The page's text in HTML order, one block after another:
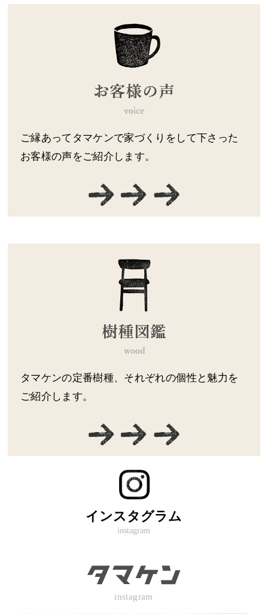
ご縁あってタマケンで家づくりをして下さった
お客様の声をご紹介します。
タマケンの定番樹種、それぞれの個性と魅力を
ご紹介します。
インスタグラム
instagram
instagram